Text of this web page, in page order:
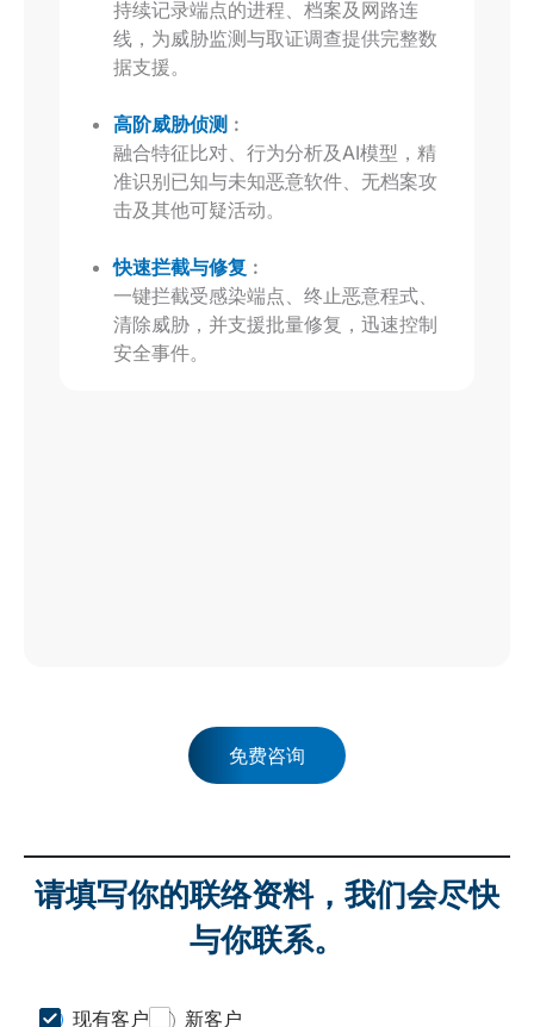
持续记录端点的进程、档案及网路连
线，为威胁监测与取证调查提供完整数
据支援。
高阶威胁侦测 ︰
融合特征比对、行为分析及AI模型，精
准识别已知与未知恶意软件、无档案攻
击及其他可疑活动。
快速拦截与修复 ︰
一键拦截受感染端点、终止恶意程式、
清除威胁，并支援批量修复，迅速控制
安全事件。
免费咨询
请填写你的联络资料，我们会尽快
与你联系。
C
现有客户 新客户